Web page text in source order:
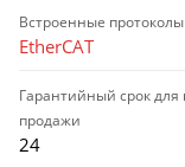
Встроенные
EtherCAT
Гарантийный срок для
продажи
24